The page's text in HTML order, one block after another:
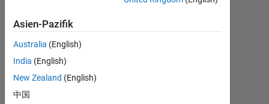
BEITRÄGE L
1
2
Asien-Pazifik
Australia (English)
India (English)
New Zealand (English)
中国